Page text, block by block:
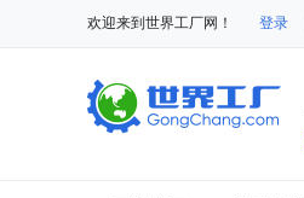
欢迎来到世界工厂网！ 登录